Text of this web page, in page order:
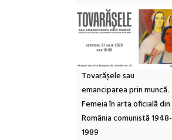
Tovarășele sau
emanciparea prin muncă.
Femeia în arta oficială din
România comunistă 1948-
1989